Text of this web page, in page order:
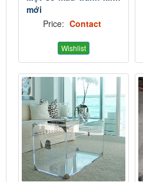
mới
Price: Contact
Wishlist